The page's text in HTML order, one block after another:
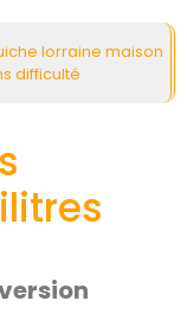
lorraine maison
difficulté